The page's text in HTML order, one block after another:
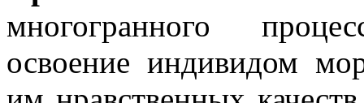
многогранного
освоение индивидом